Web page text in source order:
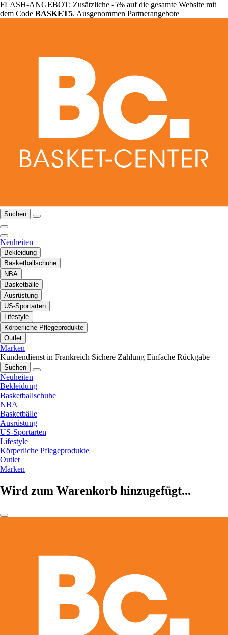
FLASH-ANGEBOT: Zusätzliche -5% auf die gesamte Website mit
dem Code BASKET5. Ausgenommen Partnerangebote
Suchen
Neuheiten
Bekleidung
Basketballschuhe
NBA
Basketbälle
Ausrüstung
US-Sportarten
Lifestyle
Körperliche Pflegeprodukte
Outlet
Marken
Kundendienst in Frankreich Sichere Zahlung Einfache Rückgabe
Suchen
Neuheiten
Bekleidung
Basketballschuhe
NBA
Basketbälle
Ausrüstung
US-Sportarten
Lifestyle
Körperliche Pflegeprodukte
Outlet
Marken
Wird zum Warenkorb hinzugefügt...